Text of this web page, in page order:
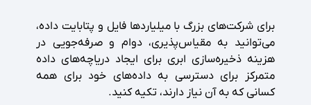
برای شرکت‌های بزرگ با میلیاردها فایل و پتابایت داده،
می‌توانید به مقیاس‌پذیری، دوام و صرفه‌جویی در
هزینه ذخیره‌سازی ابری برای ایجاد دریاچه‌های داده
متمرکز برای دسترسی به داده‌های خود برای همه
کسانی که به آن نیاز دارند، تکیه کنید.